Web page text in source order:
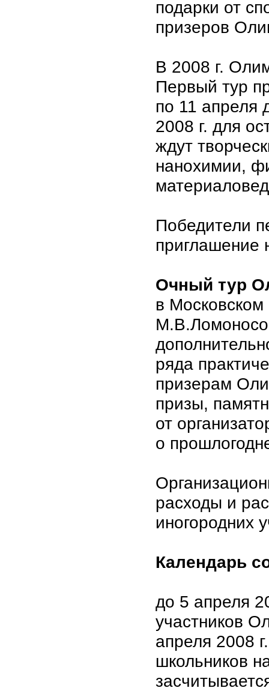
подарки от
призеров
В 2008 г.
Первый тур
по 11 апреля
2008 г. для
ждут
нанохимии,
Победители
приглашение
Очный тур
в Московском
ряда
призерам
призы,
от
о
расходы и
иногородних
Календарь
до 5 апреля
участников
апреля 2008
школьников